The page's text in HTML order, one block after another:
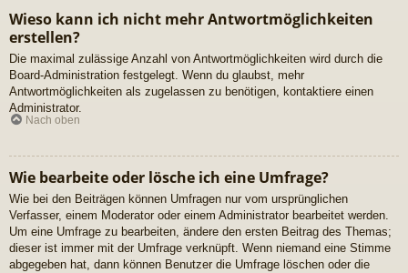
Wieso kann ich nicht mehr Antwortmöglichkeiten
erstellen?
Die maximal zulässige Anzahl von Antwortmöglichkeiten wird durch die
Board-Administration festgelegt. Wenn du glaubst, mehr
Antwortmöglichkeiten als zugelassen zu benötigen, kontaktiere einen
Administrator.
Nach oben
Wie bearbeite oder lösche ich eine Umfrage?
Wie bei den Beiträgen können Umfragen nur vom ursprünglichen
Verfasser, einem Moderator oder einem Administrator bearbeitet werden.
Um eine Umfrage zu bearbeiten, ändere den ersten Beitrag des Themas;
dieser ist immer mit der Umfrage verknüpft. Wenn niemand eine Stimme
abgegeben hat, dann können Benutzer die Umfrage löschen oder die